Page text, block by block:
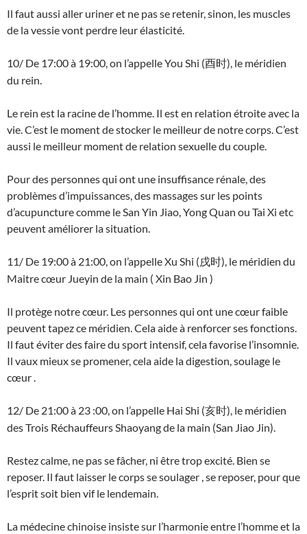
Il faut aussi aller uriner et ne pas se retenir, sinon, les muscles
de la vessie vont perdre leur élasticité.
10/ De 17:00 à 19:00, on l’appelle You Shi (酉时), le méridien
du rein.
Le rein est la racine de l’homme. Il est en relation étroite avec la
vie. C’est le moment de stocker le meilleur de notre corps. C’est
aussi le meilleur moment de relation sexuelle du couple.
Pour des personnes qui ont une insuffisance rénale, des
problèmes d’impuissances, des massages sur les points
d’acupuncture comme le San Yin Jiao, Yong Quan ou Tai Xi etc
peuvent améliorer la situation.
11/ De 19:00 à 21:00, on l’appelle Xu Shi (戌时), le méridien du
Maitre cœur Jueyin de la main ( Xin Bao Jin )
Il protège notre cœur. Les personnes qui ont une cœur faible
peuvent tapez ce méridien. Cela aide à renforcer ses fonctions.
Il faut éviter des faire du sport intensif, cela favorise l’insomnie.
Il vaux mieux se promener, cela aide la digestion, soulage le
cœur .
12/ De 21:00 à 23 :00, on l’appelle Hai Shi (亥时), le méridien
des Trois Réchauffeurs Shaoyang de la main (San Jiao Jin).
Restez calme, ne pas se fâcher, ni être trop excité. Bien se
reposer. Il faut laisser le corps se soulager , se reposer, pour que
l’esprit soit bien vif le lendemain.
La médecine chinoise insiste sur l’harmonie entre l’homme et la